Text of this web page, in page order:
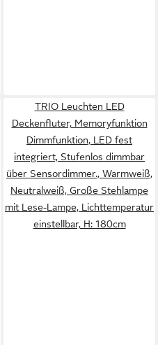
TRIO Leuchten LED
Deckenfluter, Memoryfunktion
Dimmfunktion, LED fest
integriert, Stufenlos dimmbar
über Sensordimmer., Warmweiß,
Neutralweiß, Große Stehlampe
mit Lese-Lampe, Lichttemperatur
einstellbar, H: 180cm